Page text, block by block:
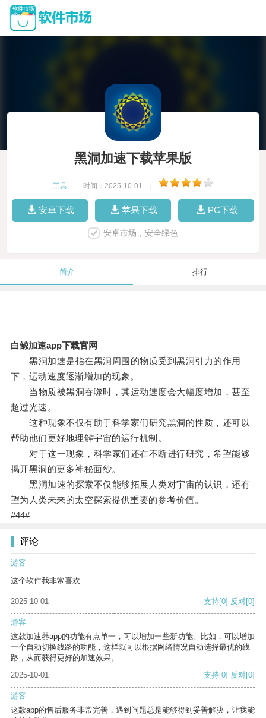
黑洞加速下载苹果版
工具 时间：2025-10-01
安卓下载 苹果下载 PC下载
安卓市场，安全绿色
简介 排行
白鲸加速app下载官网
黑洞加速是指在黑洞周围的物质受到黑洞引力的作用
下，运动速度逐渐增加的现象。
当物质被黑洞吞噬时，其运动速度会大幅度增加，甚至
超过光速。
这种现象不仅有助于科学家们研究黑洞的性质，还可以
帮助他们更好地理解宇宙的运行机制。
对于这一现象，科学家们还在不断进行研究，希望能够
揭开黑洞的更多神秘面纱。
黑洞加速的探索不仅能够拓展人类对宇宙的认识，还有
望为人类未来的太空探索提供重要的参考价值。
#44#
评论
游客
这个软件我非常喜欢
2025-10-01 支持[0] 反对[0]
游客
这款加速器app的功能有点单一，可以增加一些新功能。比如，可以增加
一个自动切换线路的功能，这样就可以根据网络情况自动选择最优的线
路，从而获得更好的加速效果。
2025-10-01
支持[0] 反对[0]
游客
这款app的售后服务非常完善，遇到问题总是能够得到妥善解决，让我能